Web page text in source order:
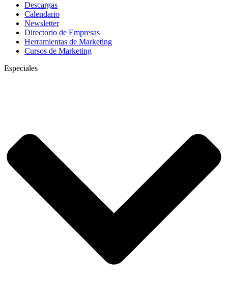
Descargas
Calendario
Newsletter
Directorio de Empresas
Herramientas de Marketing
Cursos de Marketing
Especiales